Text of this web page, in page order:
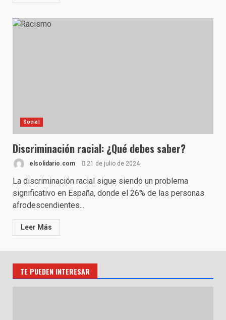
Social
Discriminación racial: ¿Qué debes saber?
elsolidario.com 21 de julio de 2024
La discriminación racial sigue siendo un problema
significativo en España, donde el 26% de las personas
afrodescendientes...
Leer Más
TE PUEDEN INTERESAR